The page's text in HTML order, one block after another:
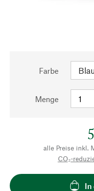
Farbe
Menge
alle Preise inkl.
CO₂-
In